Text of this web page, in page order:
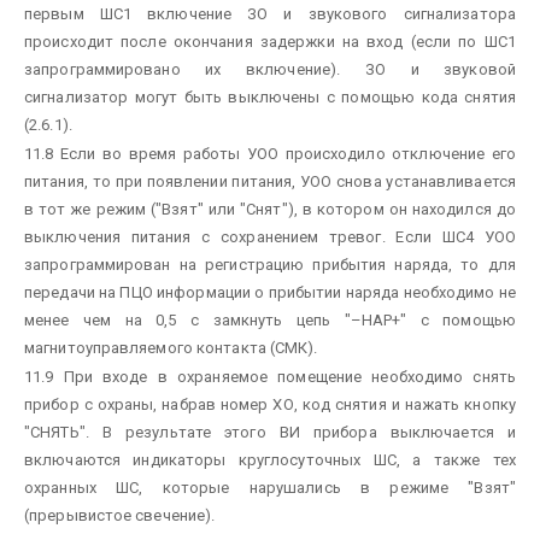
первым ШС1 включение ЗО и звукового сигнализатора
происходит после окончания задержки на вход (если по ШС1
запрограммировано их включение). ЗО и звуковой
сигнализатор могут быть выключены с помощью кода снятия
(2.6.1).
11.8 Если во время работы УОО происходило отключение его
питания, то при появлении питания, УОО снова устанавливается
в тот же режим ("Взят" или "Снят"), в котором он находился до
выключения питания с сохранением тревог. Если ШС4 УОО
запрограммирован на регистрацию прибытия наряда, то для
передачи на ПЦО информации о прибытии наряда необходимо не
менее чем на 0,5 с замкнуть цепь "–НАР+" с помощью
магнитоуправляемого контакта (СМК).
11.9 При входе в охраняемое помещение необходимо снять
прибор с охраны, набрав номер ХО, код снятия и нажать кнопку
"СНЯТЬ". В результате этого ВИ прибора выключается и
включаются индикаторы круглосуточных ШС, а также тех
охранных ШС, которые нарушались в режиме "Взят"
(прерывистое свечение).